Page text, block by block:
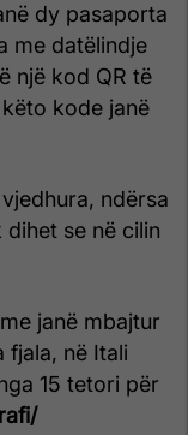
dy pasaporta
me datëlindje
një kod QR të
kode janë
ndërsa
se në cilin
janë mbajtur
fjala, në Itali
15 tetori për